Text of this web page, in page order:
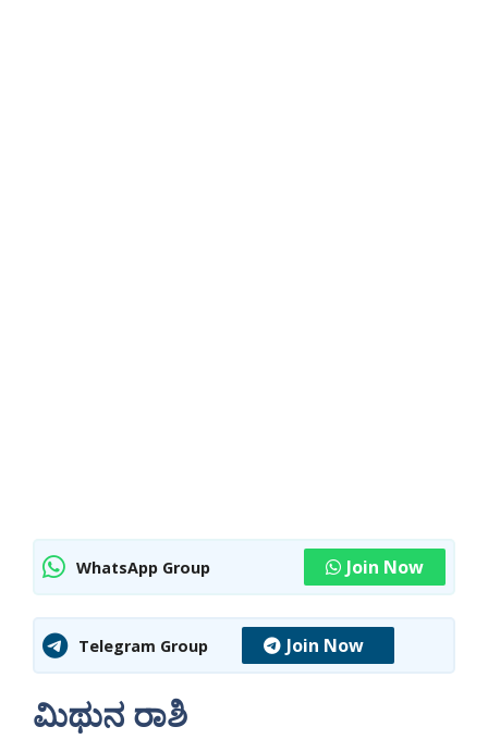
WhatsApp Group Join Now
Telegram Group Join Now
ಮಿಥುನ ರಾಶಿ